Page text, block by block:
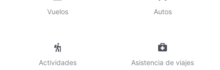
Vuelos Autos
Actividades Asistencia de viajes